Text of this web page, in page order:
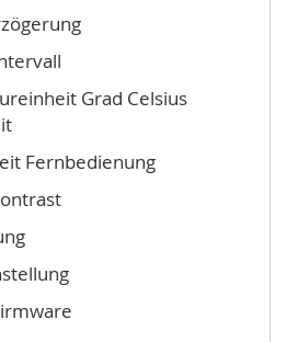
Grad Celsius
Fernbedienung